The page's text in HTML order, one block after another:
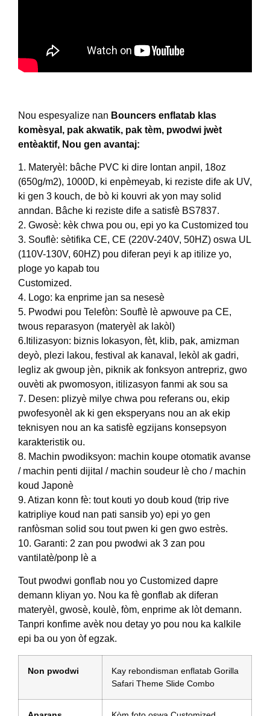
Nou espesyalize nan Bouncers enflatab klas
komèsyal, pak akwatik, pak tèm, pwodwi jwèt
entèaktif, Nou gen avantaj:
1. Materyèl: bâche PVC ki dire lontan anpil, 18oz
(650g/m2), 1000D, ki enpèmeyab, ki reziste dife ak UV,
ki gen 3 kouch, de bò ki kouvri ak yon may solid
anndan. Bâche ki reziste dife a satisfè BS7837.
2. Gwosè: kèk chwa pou ou, epi yo ka Customized tou
3. Souflè: sètifika CE, CE (220V-240V, 50HZ) oswa UL
(110V-130V, 60HZ) pou diferan peyi k ap itilize yo,
ploge yo kapab tou
Customized.
4. Logo: ka enprime jan sa nesesè
5. Pwodwi pou Telefòn: Souflè lè apwouve pa CE,
twous reparasyon (materyèl ak lakòl)
6.Itilizasyon: biznis lokasyon, fèt, klib, pak, amizman
deyò, plezi lakou, festival ak kanaval, lekòl ak gadri,
legliz ak gwoup jèn, piknik ak fonksyon antrepriz, gwo
ouvèti ak pwomosyon, itilizasyon fanmi ak sou sa
7. Desen: plizyè milye chwa pou referans ou, ekip
pwofesyonèl ak ki gen eksperyans nou an ak ekip
teknisyen nou an ka satisfè egzijans konsepsyon
karakteristik ou.
8. Machin pwodiksyon: machin koupe otomatik avanse
/ machin penti dijital / machin soudeur lè cho / machin
koud Japonè
9. Atizan konn fè: tout kouti yo doub koud (trip rive
katripliye koud nan pati sansib yo) epi yo gen
ranfòsman solid sou tout pwen ki gen gwo estrès.
10. Garanti: 2 zan pou pwodwi ak 3 zan pou
vantilatè/ponp lè a
Tout pwodwi gonflab nou yo Customized dapre
demann kliyan yo. Nou ka fè gonflab ak diferan
materyèl, gwosè, koulè, fòm, enprime ak lòt demann.
Tanpri konfime avèk nou detay yo pou nou ka kalkile
epi ba ou yon òf egzak.
Non pwodwi
Kay rebondisman enflatab Gorilla
Safari Theme Slide Combo